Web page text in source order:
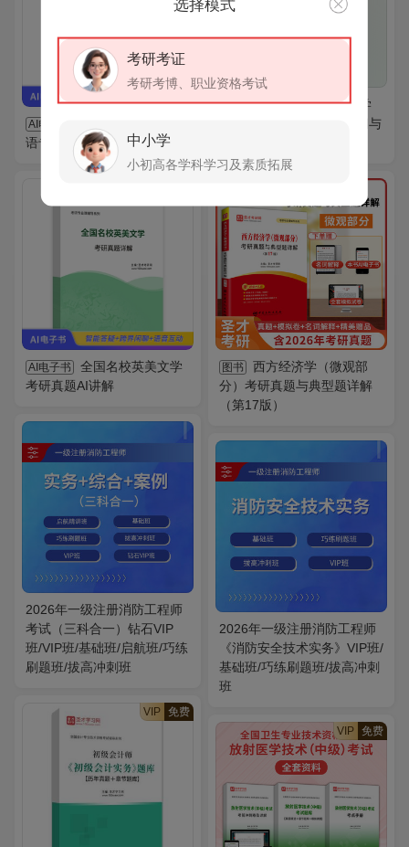
全套
2027年重庆交通大学
旅游与传媒学院《440新闻与
AI电子书
语专用教材AI讲解
AI电子书
全国名校英美文学
考研真题AI讲解
图书
西方经济学（微观部
分）考研真题与典型题详解
（第17版）
2026年一级注册消防工程师
考试（三科合一）钻石VIP
班/VIP班/基础班/启航班/巧练
刷题班/拔高冲刺班
2026年一级注册消防工程师
《消防安全技术实务》VIP班/
基础班/巧练刷题班/拔高冲刺
班
VIP 免费
VIP 免费
选择模式
考研考证
考研考博、职业资格考试
中小学
小初高各学科学习及素质拓展